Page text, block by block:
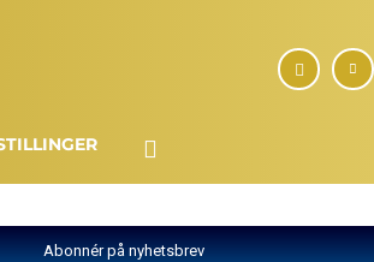
Abonnér på nyhetsbrev